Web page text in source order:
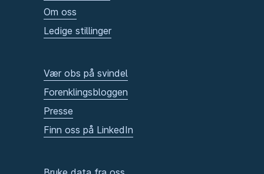
Om oss
Ledige stillinger
Vær obs på svindel
Forenklingsbloggen
Presse
Finn oss på LinkedIn